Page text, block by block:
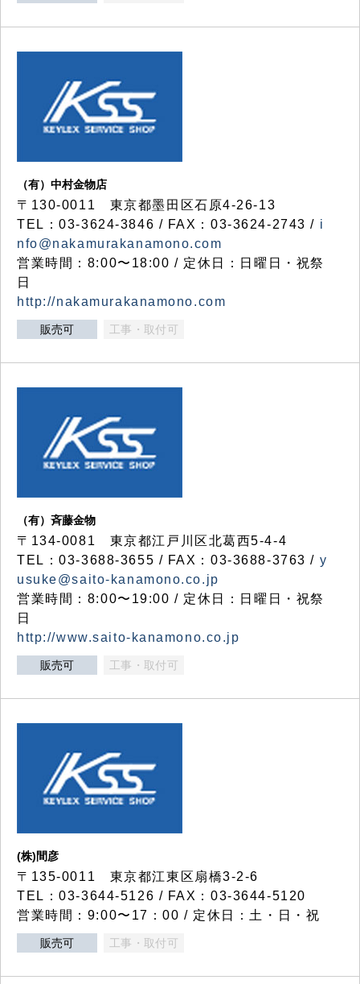
（有）中村金物店
〒130-0011 東京都墨田区石原4-26-13
TEL：03-3624-3846 / FAX：03-3624-2743 / i
nfo@nakamurakanamono.com
営業時間：8:00〜18:00 / 定休日：日曜日・祝祭
日
http://nakamurakanamono.com
販売可 工事・取付可
（有）斉藤金物
〒134-0081 東京都江戸川区北葛西5-4-4
TEL：03-3688-3655 / FAX：03-3688-3763 / y
usuke@saito-kanamono.co.jp
営業時間：8:00〜19:00 / 定休日：日曜日・祝祭
日
http://www.saito-kanamono.co.jp
販売可 工事・取付可
(株)間彦
〒135-0011 東京都江東区扇橋3-2-6
TEL：03-3644-5126 / FAX：03-3644-5120
営業時間：9:00〜17：00 / 定休日：土・日・祝
販売可 工事・取付可